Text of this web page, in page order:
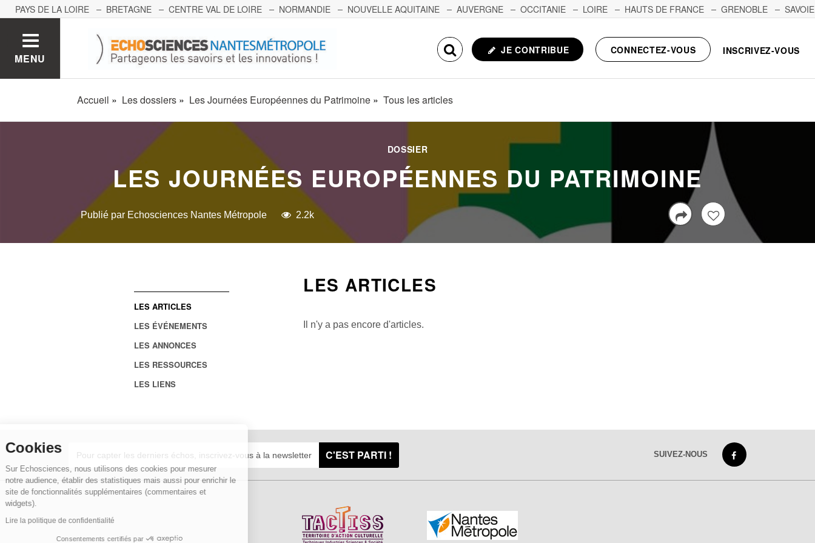
Cookies
Sur Echosciences, nous utilisons des cookies pour mesurer
notre audience, établir des statistiques mais aussi pour enrichir le
site de fonctionnalités supplémentaires (commentaires et
widgets).
Lire la politique de confidentialité
Consentements certifiés par
PAYS DE LA LOIRE BRETAGNE CENTRE VAL DE LOIRE NORMANDIE NOUVELLE AQUITAINE AUVERGNE OCCITANIE LOIRE HAUTS DE FRANCE GRENOBLE
SAVOIE
MENU
JE CONTRIBUE CONNECTEZ-VOUS INSCRIVEZ-VOUS
Accueil Les dossiers Les Journées Européennes du Patrimoine Tous les articles
DOSSIER
LES JOURNÉES EUROPÉENNES DU PATRIMOINE
Publié par Echosciences Nantes Métropole 2.2k
LES ARTICLES
LES ÉVÉNEMENTS
LES ANNONCES
LES RESSOURCES
LES LIENS
LES ARTICLES
Il n'y a pas encore d'articles.
C'EST PARTI ! SUIVEZ-NOUS